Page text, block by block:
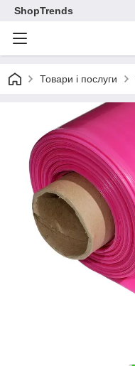
ShopTrends
Товари і послуги